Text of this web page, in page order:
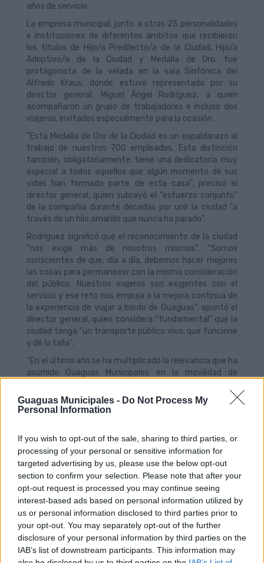
Guaguas Municipales - Do Not Process My
Personal Information
If you wish to opt-out of the sale, sharing to third parties, or
processing of your personal or sensitive information for
targeted advertising by us, please use the below opt-out
section to confirm your selection. Please note that after your
opt-out request is processed you may continue seeing
interest-based ads based on personal information utilized by
us or personal information disclosed to third parties prior to
your opt-out. You may separately opt-out of the further
disclosure of your personal information by third parties on the
IAB’s list of downstream participants. This information may
años de servicio.
La empresa municipal, junto a otras 25 personalidades
e instituciones de diferentes ámbitos que recibieron
los títulos de Hijo/a Predilecto/a de la Ciudad, Hijo/a
Adoptivo/a de la Ciudad y Medalla de Oro, fue
protagonista de la velada en la sala Sinfónica del
Alfredo Kraus, donde estuvo representada por su
director general, Miguel Ángel Rodríguez, a quien
acompañaron un grupo de trabajadores e incluso dos
viajeros, invitados especialmente para la ocasión.
“Esta Medalla de Oro de la Ciudad es un espaldarazo al
trabajo de nuestros 700 empleados. Esta distinción
también, obligatoriamente, tiene una dedicatoria muy
especial a todos aquellos que algún momento de sus
vidas han formado parte de esta casa”, precisó el
director general, quien subrayó el “esfuerzo conjunto”
de la compañía durante décadas por unir la ciudad “a
través de un hilo amarillo que nunca ha parado”.
Rodríguez significó que el reconocimiento de la ciudad
“nos exige más de nosotros mismos”. “Somos
conscientes de que, día a día, debemos hacer mejores
las cosas para permanecer con la misma consideración
del público. Nuestros viajeros son exigentes con el
servicio y ese reto nos empuja a la mejora continua de
la experiencia de viajar a bordo de Guaguas”, apuntó el
director general, quien considera “fundamental” que la
ciudad tenga “un transporte público vivo, que funcione
y dé la talla”.
“En el último año se ha multiplicado la relevancia que ha
asumido Guaguas Municipales en la movilidad de
respuestas oportunas a las situaciones más extremas,
globales e insospechadas”, explicó Miguel Ángel
grupos de interés, hemos sabido adaptar nuestras
estrategias a los nuevos desafíos que han ido
surgiendo”.